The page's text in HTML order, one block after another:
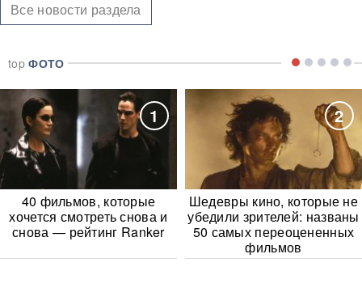
Все новости раздела
topФОТО
1
40 фильмов, которые
хочется смотреть снова и
снова — рейтинг Ranker
2
Шедевры кино, которые не
убедили зрителей: названы
50 самых переоцененных
фильмов